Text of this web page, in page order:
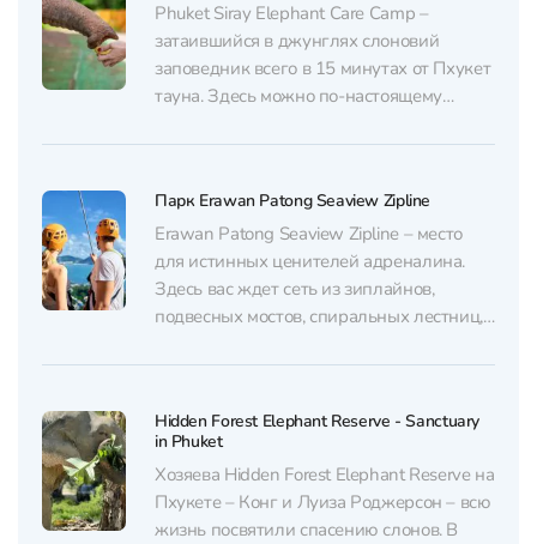
Phuket Siray Elephant Care Camp –
затаившийся в джунглях слоновий
заповедник всего в 15 минутах от Пхукет
тауна. Здесь можно по-настоящему
слонами, кормить их и наслаждаться
Приобрести билеты со скидкой в Phuket
Siray Elephant Care Camp можно у нас
через WhatsApp или Telegram....
Парк Erawan Patong Seaview Zipline
Erawan Patong Seaview Zipline – место
для истинных ценителей адреналина.
Здесь вас ждет сеть из зиплайнов,
подвесных мостов, спиральных лестниц,
отдохнуть и полюбоваться
экстрима также могут прокатиться на
квадроциклах. Приобрести билеты со
скидкой в Erawan Patong Seaview Zipline
можно у нас...
Hidden Forest Elephant Reserve - Sanctuary
in Phuket
Хозяева Hidden Forest Elephant Reserve на
Пхукете – Конг и Луиза Роджерсон – всю
жизнь посвятили спасению слонов. В